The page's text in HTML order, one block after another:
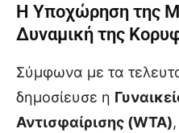
Η Υποχώρηση της
Δυναμική της
Σύμφωνα με τα
δημοσίευσε η
Αντισφαίρισης (WTA)